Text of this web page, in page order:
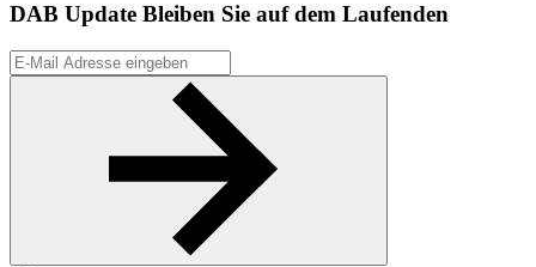
DAB Update Bleiben Sie auf dem Laufenden